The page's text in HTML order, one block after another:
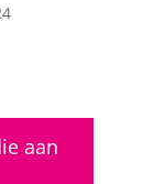
aan